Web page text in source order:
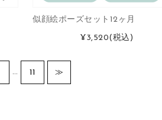
似顔絵ポーズセット12ヶ月
¥3,520(税込)
… 11 ≫